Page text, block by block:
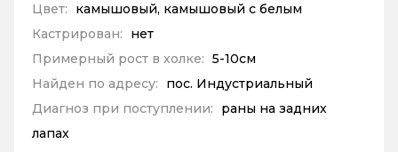
Цвет:
камышовый, камышовый с белым
Кастрирован:
нет
Примерный рост в холке: 5-10см
Найден по адресу:
пос. Индустриальный
Диагноз при поступлении:
раны на задних
лапах